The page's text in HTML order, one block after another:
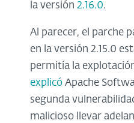
la versión 2.16.0.
Al parecer, el parche
en la versión 2.15.0
permitía la
explicó Apache
segunda
malicioso llevar